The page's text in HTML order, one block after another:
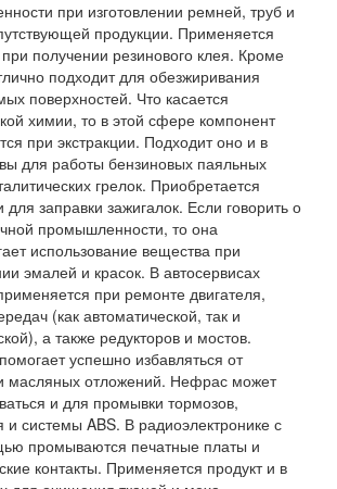
при изготовлении ремней, труб и
продукции. Применяется
получении резинового клея. Кроме
подходит для обезжиривания
поверхностей. Что касается
химии, то в этой сфере компонент
при экстракции. Подходит оно и в
для работы бензиновых паяльных
грелок. Приобретается
для заправки зажигалок. Если говорить о
промышленности, то она
использование вещества при
эмалей и красок. В автосервисах
при ремонте двигателя,
(как автоматической, так и
а также редукторов и мостов.
успешно избавляться от
масляных отложений. Нефрас может
и для промывки тормозов,
и системы ABS. В радиоэлектронике с
промываются печатные платы и
контакты. Применяется продукт и в